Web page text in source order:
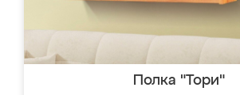
Полка "Тори"